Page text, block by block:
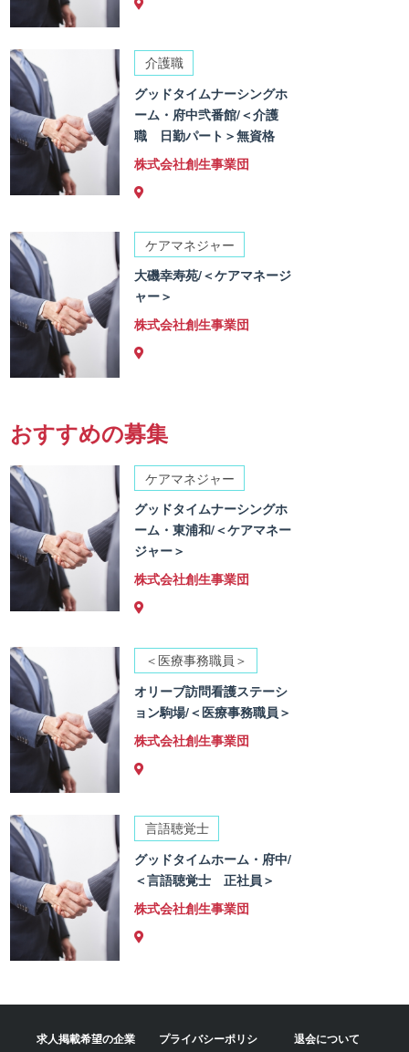
介護職
グッドタイムナーシングホ
ーム・府中弐番館/＜介護
職 日勤パート＞無資格
株式会社創生事業団
ケアマネジャー
大磯幸寿苑/＜ケアマネージ
ャー＞
株式会社創生事業団
おすすめの募集
ケアマネジャー
グッドタイムナーシングホ
ーム・東浦和/＜ケアマネー
ジャー＞
株式会社創生事業団
＜医療事務職員＞
オリーブ訪問看護ステーシ
ョン駒場/＜医療事務職員＞
株式会社創生事業団
言語聴覚士
グッドタイムホーム・府中/
＜言語聴覚士 正社員＞
株式会社創生事業団
求人掲載希望の企業 プライバシーポリシ 退会について